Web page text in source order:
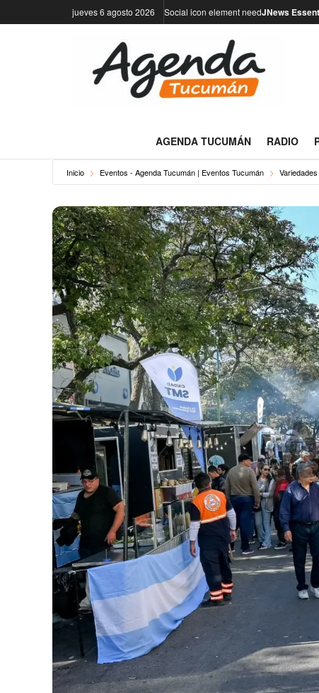
jueves 6 agosto 2026 Social icon element needJNews
AGENDA TUCUMÁN RADIO
Inicio Eventos - Agenda Tucumán | Eventos Tucumán Variedades